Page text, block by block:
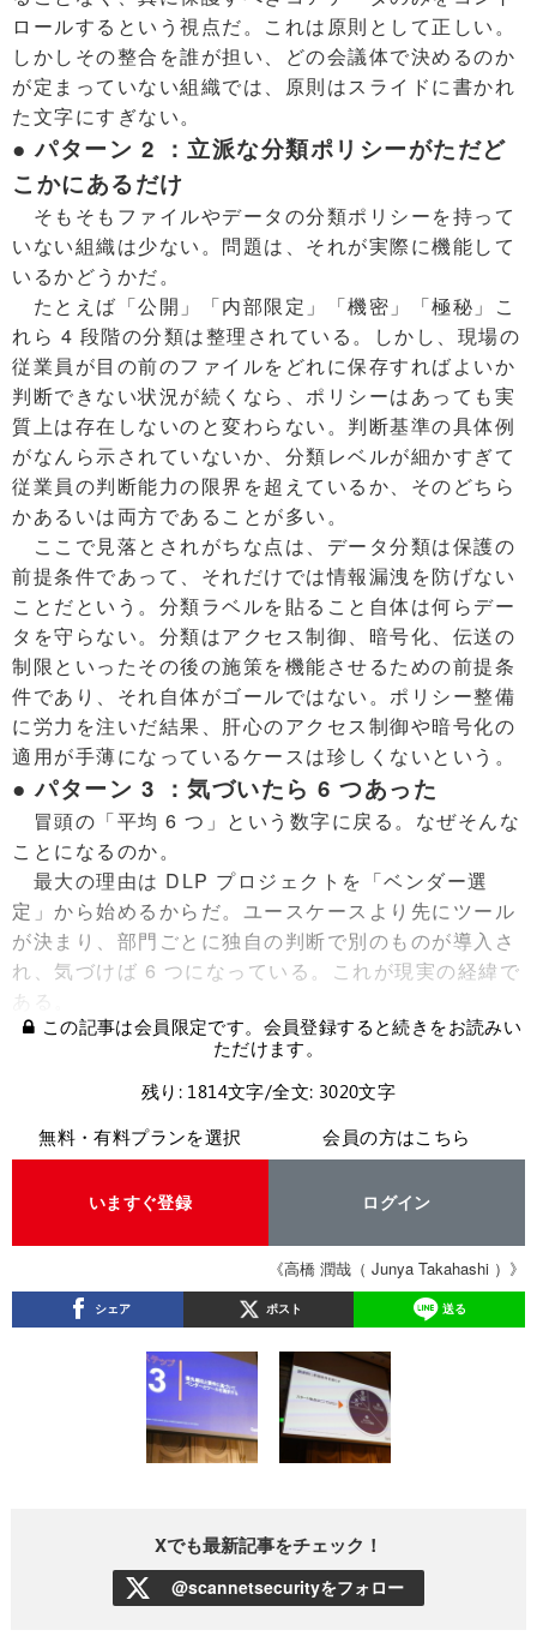
ロールするという視点だ。これは原則として正しい。
しかしその整合を誰が担い、どの会議体で決めるのか
が定まっていない組織では、原則はスライドに書かれ
た文字にすぎない。
● パターン 2 ：立派な分類ポリシーがただど
こかにあるだけ
そもそもファイルやデータの分類ポリシーを持って
いない組織は少ない。問題は、それが実際に機能して
いるかどうかだ。
たとえば「公開」「内部限定」「機密」「極秘」こ
れら 4 段階の分類は整理されている。しかし、現場の
従業員が目の前のファイルをどれに保存すればよいか
判断できない状況が続くなら、ポリシーはあっても実
質上は存在しないのと変わらない。判断基準の具体例
がなんら示されていないか、分類レベルが細かすぎて
従業員の判断能力の限界を超えているか、そのどちら
かあるいは両方であることが多い。
ここで見落とされがちな点は、データ分類は保護の
前提条件であって、それだけでは情報漏洩を防げない
ことだという。分類ラベルを貼ること自体は何らデー
タを守らない。分類はアクセス制御、暗号化、伝送の
制限といったその後の施策を機能させるための前提条
件であり、それ自体がゴールではない。ポリシー整備
に労力を注いだ結果、肝心のアクセス制御や暗号化の
適用が手薄になっているケースは珍しくないという。
● パターン 3 ：気づいたら 6 つあった
冒頭の「平均 6 つ」という数字に戻る。なぜそんな
ことになるのか。
最大の理由は DLP プロジェクトを「ベンダー選
定」から始めるからだ。ユースケースより先にツール
が決まり、部門ごとに独自の判断で別のものが導入さ
れ、気づけば 6 つになっている。これが現実の経緯で
ある。
この記事は会員限定です。会員登録すると続きをお読みい
ただけます。
残り: 1814文字/全文: 3020文字
無料・有料プランを選択
いますぐ登録
会員の方はこちら
ログイン
《高橋 潤哉（ Junya Takahashi ）》
シェア ポスト 送る
Xでも最新記事をチェック！
@scannetsecurityをフォロー